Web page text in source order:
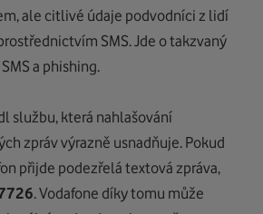
ale citlivé údaje podvodníci z lidí
SMS. Jde o takzvaný
a phishing.
službu, která nahlašování
zpráv výrazně usnadňuje. Pokud
přijde podezřelá textová zpráva,
. Vodafone díky tomu může